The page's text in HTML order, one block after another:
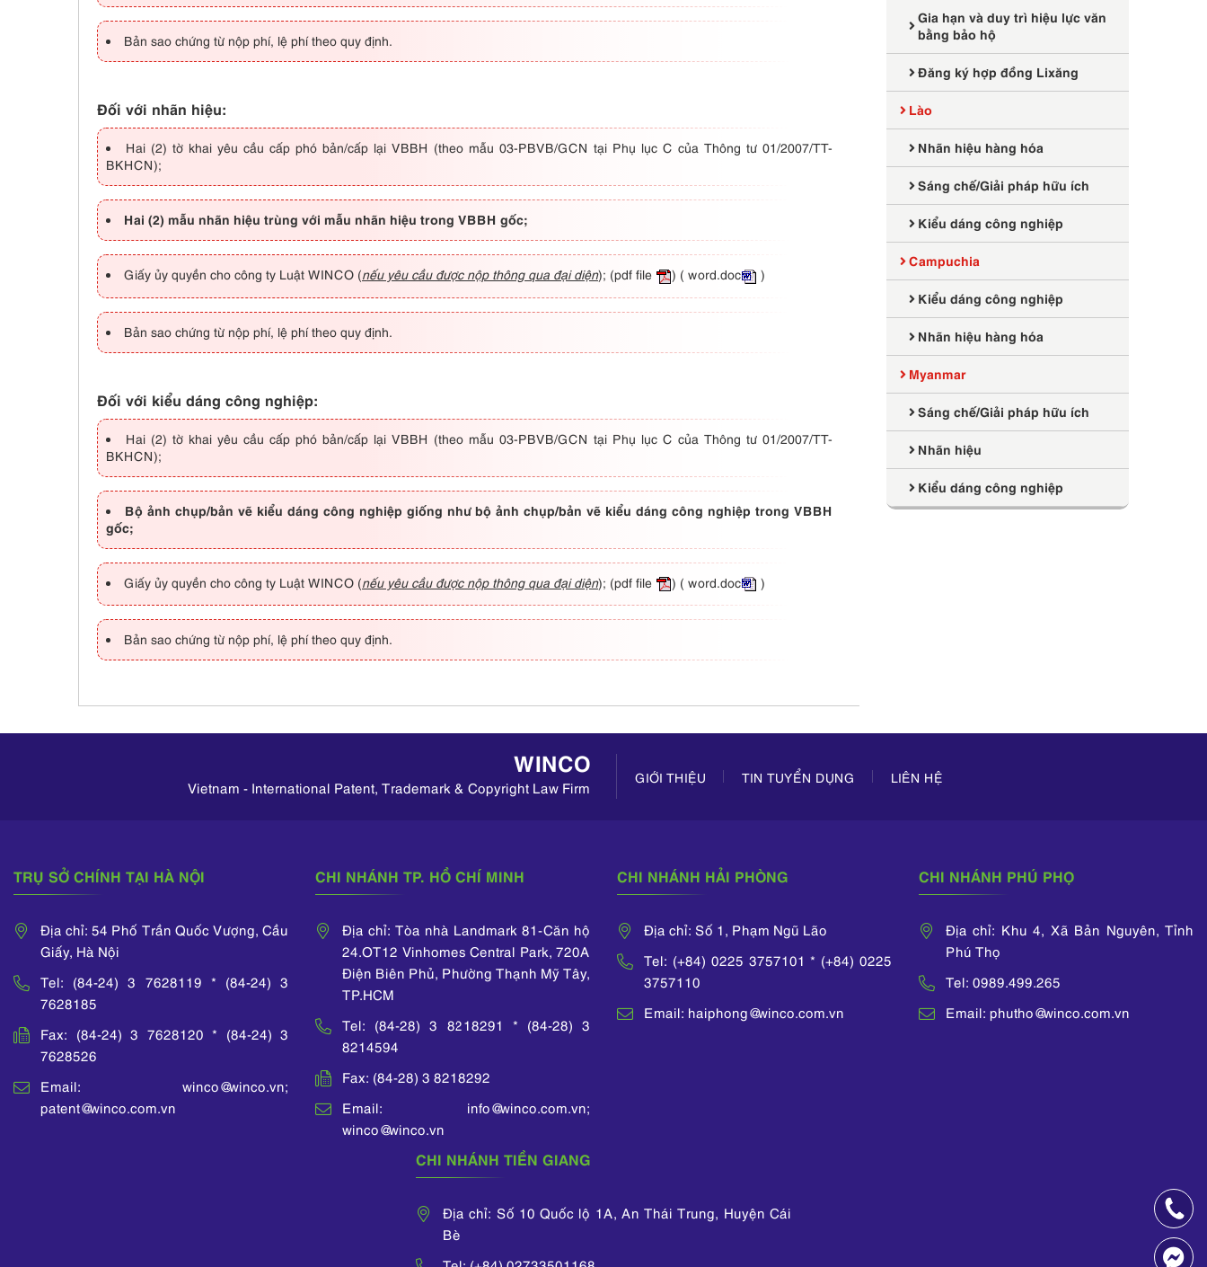
Bản sao chứng từ nộp phí, lệ phí theo quy định.
Đối với nhãn hiệu:
Hai (2) tờ khai yêu cầu cấp phó bản/cấp lại VBBH (theo mẫu 03-PBVB/GCN tại Phụ lục C của Thông tư 01/2007/TT-
BKHCN);
Hai (2) mẫu nhãn hiệu trùng với mẫu nhãn hiệu trong VBBH gốc;
Giấy ủy quyền cho công ty Luật WINCO (nếu yêu cầu được nộp thông qua đại diện); (pdf file ) ( word.doc )
Bản sao chứng từ nộp phí, lệ phí theo quy định.
Đối với kiểu dáng công nghiệp:
Hai (2) tờ khai yêu cầu cấp phó bản/cấp lại VBBH (theo mẫu 03-PBVB/GCN tại Phụ lục C của Thông tư 01/2007/TT-
BKHCN);
Bộ ảnh chụp/bản vẽ kiểu dáng công nghiệp giống như bộ ảnh chụp/bản vẽ kiểu dáng công nghiệp trong VBBH
gốc;
Giấy ủy quyền cho công ty Luật WINCO (nếu yêu cầu được nộp thông qua đại diện); (pdf file ) ( word.doc )
Bản sao chứng từ nộp phí, lệ phí theo quy định.
Gia hạn và duy trì hiệu lực văn
bằng bảo hộ
Đăng ký hợp đồng Lixăng
Lào
Nhãn hiệu hàng hóa
Sáng chế/Giải pháp hữu ích
Kiểu dáng công nghiệp
Campuchia
Kiểu dáng công nghiệp
Nhãn hiệu hàng hóa
Myanmar
Sáng chế/Giải pháp hữu ích
Nhãn hiệu
Kiểu dáng công nghiệp
WINCO
Vietnam - International Patent, Trademark & Copyright Law Firm
GIỚI THIỆU TIN TUYỂN DỤNG LIÊN HỆ
TRỤ SỞ CHÍNH TẠI HÀ NỘI
Địa chỉ: 54 Phố Trần Quốc Vượng, Cầu
Giấy, Hà Nội
Tel: (84-24) 3 7628119 * (84-24) 3
7628185
Fax: (84-24) 3 7628120 * (84-24) 3
7628526
Email: winco@winco.vn;
patent@winco.com.vn
CHI NHÁNH TP. HỒ CHÍ MINH
Địa chỉ: Tòa nhà Landmark 81-Căn hộ
24.OT12 Vinhomes Central Park, 720A
Điện Biên Phủ, Phường Thạnh Mỹ Tây,
TP.HCM
Tel: (84-28) 3 8218291 * (84-28) 3
8214594
Fax: (84-28) 3 8218292
Email: info@winco.com.vn;
winco@winco.vn
CHI NHÁNH HẢI PHÒNG
Địa chỉ: Số 1, Phạm Ngũ Lão
Tel: (+84) 0225 3757101 * (+84) 0225
3757110
Email: haiphong@winco.com.vn
CHI NHÁNH PHÚ PHỌ
Địa chỉ: Khu 4, Xã Bản Nguyên, Tỉnh
Phú Thọ
Tel: 0989.499.265
Email: phutho@winco.com.vn
CHI NHÁNH TIỀN GIANG
Địa chỉ: Số 10 Quốc lộ 1A, An Thái Trung, Huyện Cái
Bè